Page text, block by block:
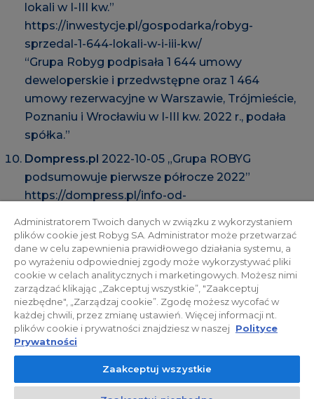
lokali w I-III kw.”
https://inwestycje.pl/gospodarka/robyg-
sprzedal-1-644-lokali-w-i-iii-kw/
“Grupa Robyg podpisała 1 644 umowy
deweloperskie i przedwstępne oraz 1 464
umowy rezerwacyjne w Warszawie, Trójmieście,
Poznaniu i Wrocławiu w I-III kw. 2022 r., podała
spółka.”
Dompress.pl 2022-10-05 „Grupa ROBYG
podsumowuje pierwsze półrocze 2022”
https://dompress.pl/info-od-
pierwsze-polrocze-2022,1972
“Grupa Robyg koncentruje się na sprzedaży
mieszkań dla klientów indywidualnych.”
Administratorem Twoich danych w związku z wykorzystaniem
plików cookie jest Robyg SA. Administrator może przetwarzać
dane w celu zapewnienia prawidłowego działania systemu, a
po wyrażeniu odpowiedniej zgody może wykorzystywać pliki
cookie w celach analitycznych i marketingowych. Możesz nimi
zarządzać klikając „Zakceptuj wszystkie”, "Zaakceptuj
niezbędne", „Zarządzaj cookie”. Zgodę możesz wycofać w
każdej chwili, przez zmianę ustawień. Więcej informacji nt.
plików cookie i prywatności znajdziesz w naszej Polityce
Prywatności
Zaakceptuj wszystkie